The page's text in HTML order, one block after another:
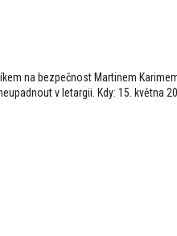
na bezpečnost Martinem
v letargii. Kdy: 15. května